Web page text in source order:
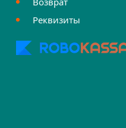
Реквизиты